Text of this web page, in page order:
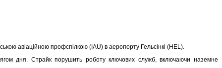
авіаційною профспілкою (IAU) в аеропорту Гельсінкі (HEL).
дня. Страйк порушить роботу ключових служб, включаючи наземне